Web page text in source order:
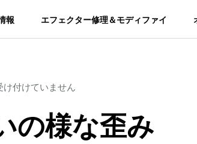
報 エフェクター修理＆モディファイ
け付けていません
の様な歪み